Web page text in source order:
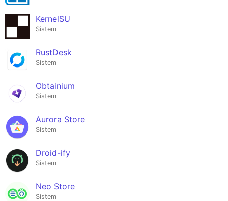
KernelSU
Sistem
RustDesk
Sistem
Obtainium
Sistem
Aurora Store
Sistem
Droid-ify
Sistem
Neo Store
Sistem